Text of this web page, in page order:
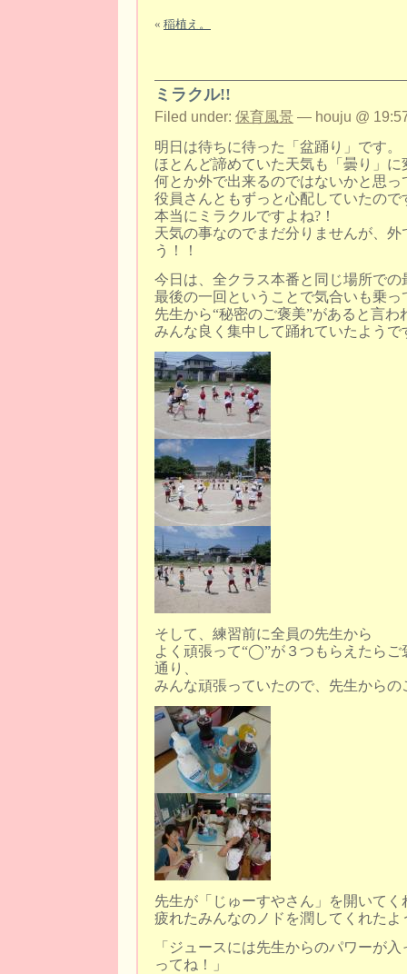
« 稲植え。
ミラクル!!
Filed under: 保育風景 — houju @
明日は待ちに待った「盆踊り」です。
ほとんど諦めていた天気も「曇り」に
何とか外で出来るのではないかと思っ
役員さんともずっと心配していたので
本当にミラクルですよね?！
天気の事なのでまだ分りませんが、
う！！
今日は、全クラス本番と同じ場所での
最後の一回ということで気合いも乗っ
先生から“秘密のご褒美”があると言わ
みんな良く集中して踊れていたようで
そして、練習前に全員の先生から
よく頑張って“◯”が３つもらえたらご
通り、
みんな頑張っていたので、先生からの
先生が「じゅーすやさん」を開いてく
疲れたみんなのノドを潤してくれたよ
「ジュースには先生からのパワーが
ってね！」